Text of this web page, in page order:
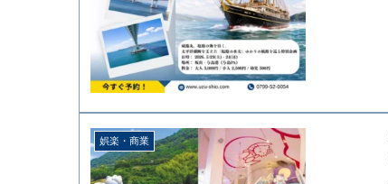
娯楽・商業